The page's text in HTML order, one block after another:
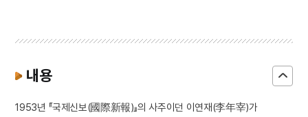
내용
1953년 『국제신보(國際新報)』의 사주이던 이연재(李年宰)가